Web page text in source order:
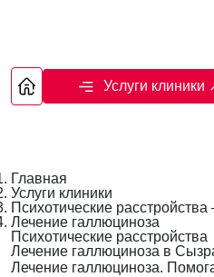
Услуги клиники
Главная
Услуги клиники
Психотические
Лечение галлюциноза
Психотические расстройства
Лечение галлюциноза в
Лечение галлюциноза.